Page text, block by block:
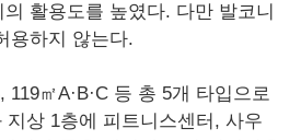
활용도를 높였다. 다만 발코니
용하지 않는다.
119㎡A·B·C 등 총 5개 타입으로
지상 1층에 피트니스센터, 사우